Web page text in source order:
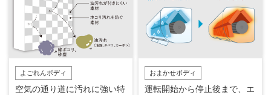
よごれんボディ
空気の通り道に汚れに強い特
おまかせボディ
運転開始から停止後まで、エ